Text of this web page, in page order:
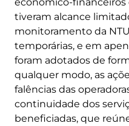
tiveram alcance
monitoramento da
temporárias, e em
foram adotados de
qualquer modo, as
falências das
continuidade dos
beneficiadas, que